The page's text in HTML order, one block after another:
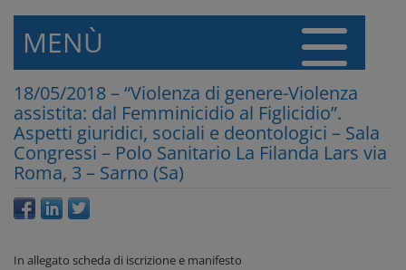
MENÙ
18/05/2018 – “Violenza di genere-Violenza
assistita: dal Femminicidio al Figlicidio”.
Aspetti giuridici, sociali e deontologici – Sala
Congressi – Polo Sanitario La Filanda Lars via
Roma, 3 – Sarno (Sa)
In allegato scheda di iscrizione e manifesto